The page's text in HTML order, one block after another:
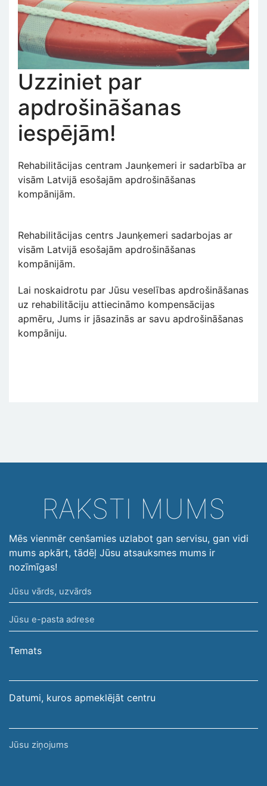
Uzziniet par
apdrošināšanas
iespējām!
Rehabilitācijas centram Jaunķemeri ir sadarbība ar
visām Latvijā esošajām apdrošināšanas
kompānijām.
Rehabilitācijas centrs Jaunķemeri sadarbojas ar
visām Latvijā esošajām apdrošināšanas
kompānijām.
Lai noskaidrotu par Jūsu veselības apdrošināšanas
uz rehabilitāciju attiecināmo kompensācijas
apmēru, Jums ir jāsazinās ar savu apdrošināšanas
kompāniju.
RAKSTI MUMS
Mēs vienmēr cenšamies uzlabot gan servisu, gan vidi
mums apkārt, tādēļ Jūsu atsauksmes mums ir
nozīmīgas!
Jūsu
vārds,
uzvārds
Jūsu
e-
pasta
Temats
Datumi, kuros apmeklējāt centru
Jūsu